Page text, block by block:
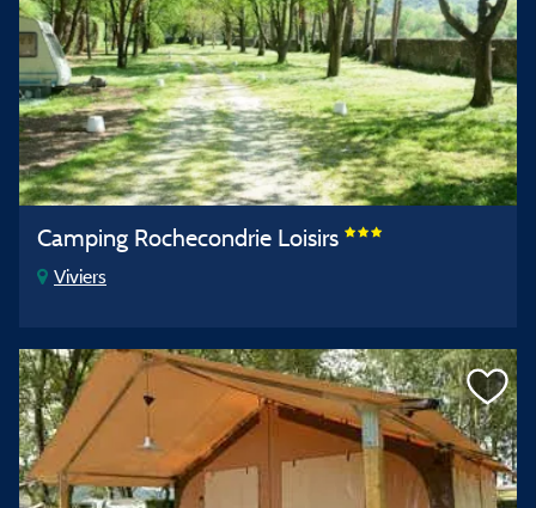
Camping Rochecondrie Loisirs
Viviers